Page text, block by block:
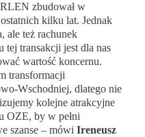
zbudował w
kilku lat. Jednak
ale też rachunek
transakcji jest dla nas
wartość koncernu.
transformacji
Wschodniej, dlatego nie
kolejne atrakcyjne
OZE, by w pełni
szanse – mówi Ireneusz